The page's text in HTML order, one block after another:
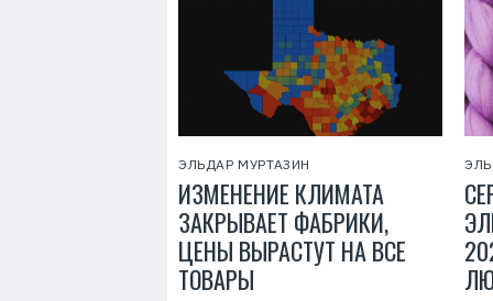
ЭЛЬДАР МУРТАЗИН
ИЗМЕНЕНИЕ КЛИМАТА
ЗАКРЫВАЕТ ФАБРИКИ,
ЦЕНЫ ВЫРАСТУТ НА ВСЕ
ТОВАРЫ